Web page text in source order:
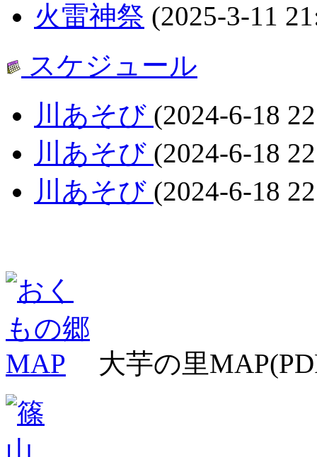
火雷神祭 (2025-3-11
スケジュール
川あそび (2024-6-18
川あそび (2024-6-18
川あそび (2024-6-18
大芋の里